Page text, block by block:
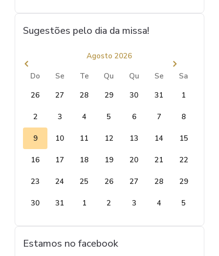
Sugestões pelo dia da missa!
Agosto 2026
Do Se Te Qu Qu Se
Sa
26
27 28 29 30 31 1
2 3 4 5 6 7 8
9 10 11 12 13 14 15
16 17 18 19 20 21 22
23 24 25 26 27 28 29
30 31 1 2 3 4 5
Estamos no facebook